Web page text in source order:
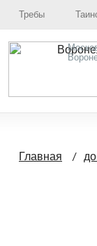
Требы
Главная